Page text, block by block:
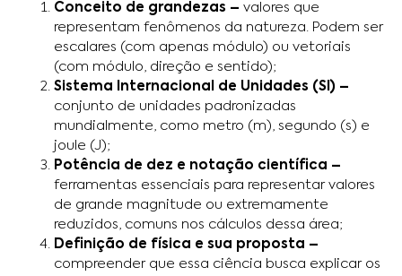
Conceito de grandezas – valores que
representam fenômenos da natureza. Podem ser
escalares (com apenas módulo) ou vetoriais
(com módulo, direção e sentido);
Sistema Internacional de Unidades (SI) –
conjunto de unidades padronizadas
mundialmente, como metro (m), segundo (s) e
joule (J);
Potência de dez e notação científica –
ferramentas essenciais para representar valores
de grande magnitude ou extremamente
reduzidos, comuns nos cálculos dessa área;
Definição de física e sua proposta –
compreender que essa ciência busca explicar os